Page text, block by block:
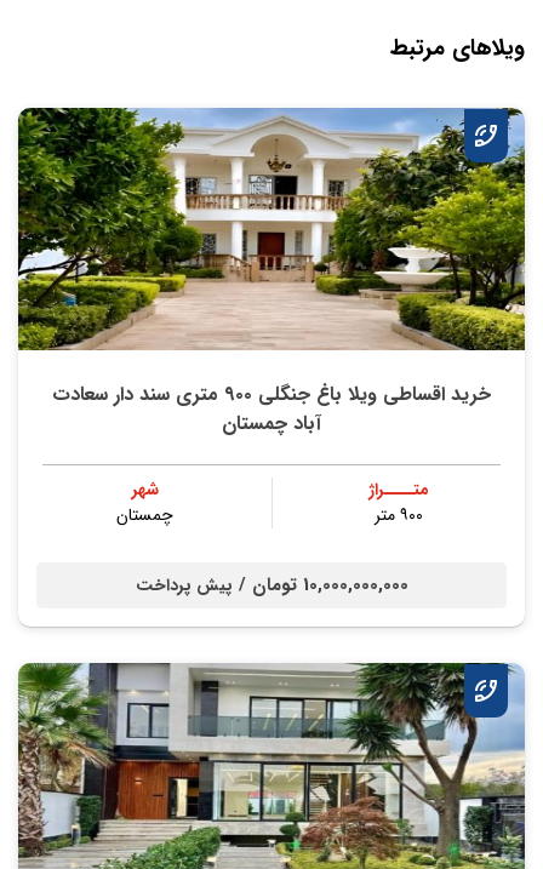
ویلاهای مرتبط
خرید اقساطی ویلا باغ جنگلی ۹۰۰ متری سند دار سعادت
آباد چمستان
متــــراژ
۹۰۰ متر
شهر
چمستان
10,000,000,000 تومان / پیش پرداخت